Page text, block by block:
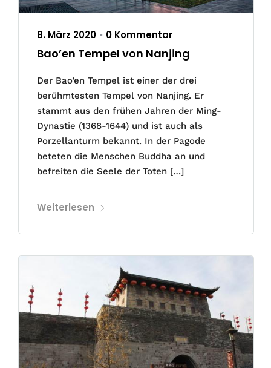
8. März 2020 • 0 Kommentar
Bao’en Tempel von Nanjing
Der Bao’en Tempel ist einer der drei
berühmtesten Tempel von Nanjing. Er
stammt aus den frühen Jahren der Ming-
Dynastie (1368-1644) und ist auch als
Porzellanturm bekannt. In der Pagode
beteten die Menschen Buddha an und
befreiten die Seele der Toten […]
Weiterlesen